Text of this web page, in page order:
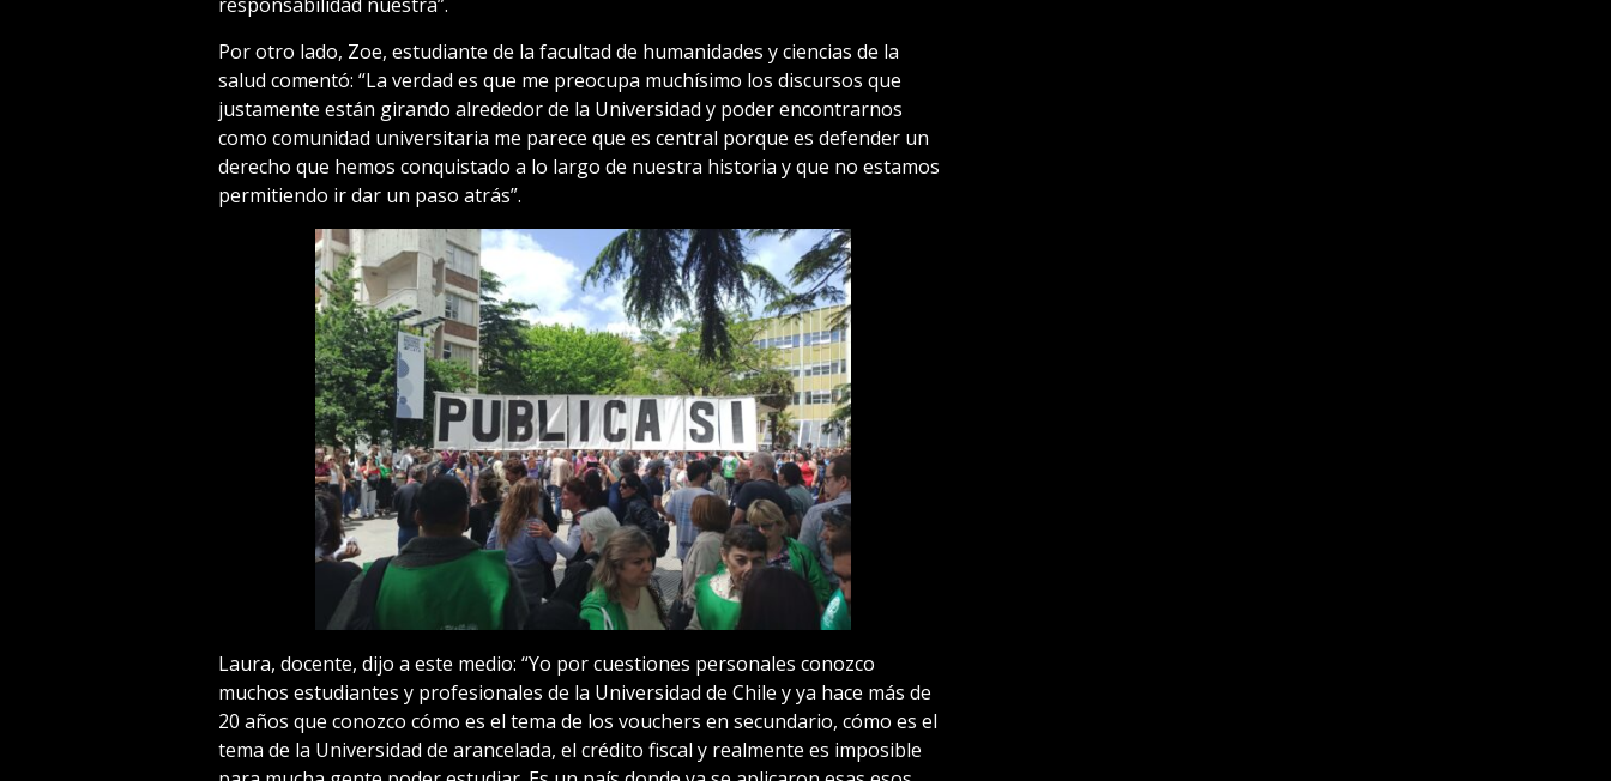
Por otro lado, Zoe, estudiante de la facultad de humanidades y ciencias de la
salud comentó: “La verdad es que me preocupa muchísimo los discursos que
justamente están girando alrededor de la Universidad y poder encontrarnos
como comunidad universitaria me parece que es central porque es defender un
derecho que hemos conquistado a lo largo de nuestra historia y que no estamos
permitiendo ir dar un paso atrás”.
Laura, docente, dijo a este medio: “Yo por cuestiones personales conozco
muchos estudiantes y profesionales de la Universidad de Chile y ya hace más de
20 años que conozco cómo es el tema de los vouchers en secundario, cómo es el
tema de la Universidad de arancelada, el crédito fiscal y realmente es imposible